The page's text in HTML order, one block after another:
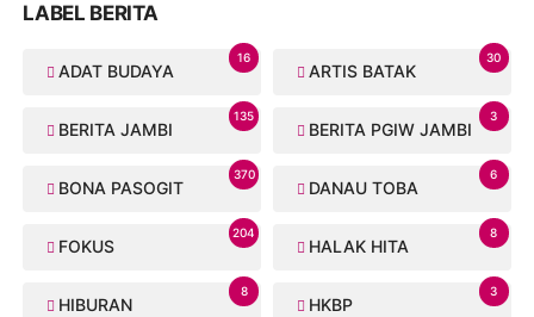
LABEL BERITA
ADAT BUDAYA
16
ARTIS BATAK
30
BERITA JAMBI
135
BERITA PGIW JAMBI
3
BONA PASOGIT
370
DANAU TOBA
6
FOKUS
204
HALAK HITA
8
HIBURAN
8
HKBP
3